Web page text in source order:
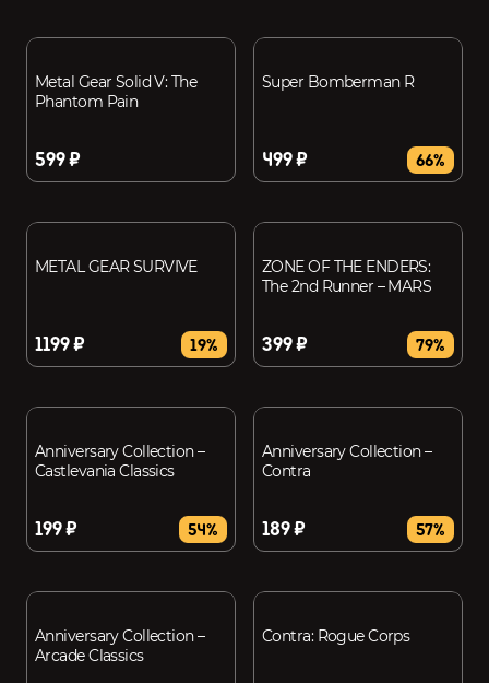
Metal Gear Solid V: The
Phantom Pain
599 ₽
Super Bomberman R
499 ₽ 66%
METAL GEAR SURVIVE
1199 ₽ 19%
ZONE OF THE ENDERS:
The 2nd Runner – MARS
399 ₽ 79%
Anniversary Collection –
Castlevania Classics
199 ₽ 54%
Anniversary Collection –
Contra
189 ₽ 57%
Anniversary Collection –
Arcade Classics
Contra: Rogue Corps